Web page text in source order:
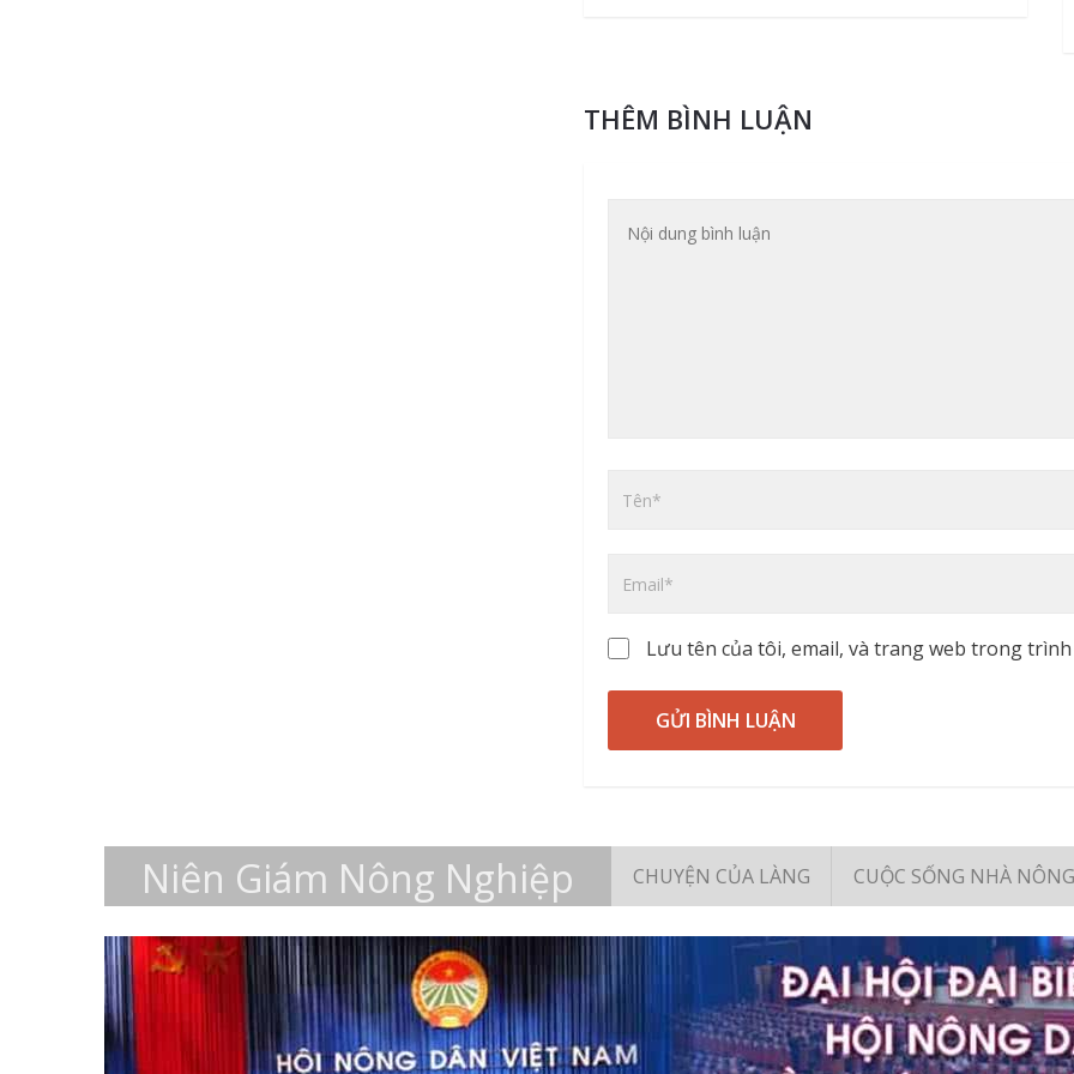
THÊM BÌNH LUẬN
Lưu tên của tôi, email, và trang web trong
Niên Giám Nông Nghiệp CHUYỆN CỦA LÀNG CUỘC SỐNG NHÀ NÔNG